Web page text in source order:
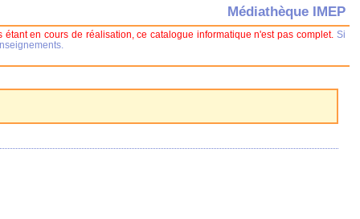
Médiathèque IMEP
en cours de réalisation, ce catalogue informatique n'est pas complet. Si